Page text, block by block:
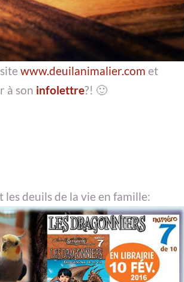
sitewww.deuilanimalier.com et
à son infolettre?! 🙂
deuils de la vie en famille: